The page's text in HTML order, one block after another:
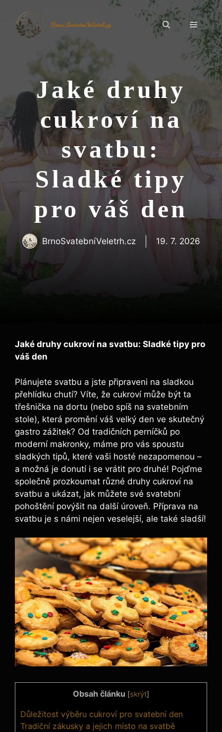
obsah
BrnoSvatebníVeletrh.cz Menu
Jaké druhy
cukroví na
svatbu:
Sladké tipy
pro váš den
BrnoSvatebníVeletrh.cz 19. 7. 2026
Jaké druhy cukroví na svatbu: Sladké tipy pro
váš den
Plánujete svatbu a jste připraveni na sladkou
přehlídku chutí? Víte, že cukroví může být ta
třešnička na dortu (nebo spíš na svatebním
stole), která promění váš velký den ve skutečný
gastro zážitek? Od tradičních perníčků po
moderní makronky, máme pro vás spoustu
sladkých tipů, které vaši hosté nezapomenou –
a možná je donutí i se vrátit pro druhé! Pojďme
společně prozkoumat různé druhy cukroví na
svatbu a ukázat, jak můžete své svatební
pohoštění povýšit na další úroveň. Příprava na
svatbu je s námi nejen veselejší, ale také sladší!
Obsah článku [skrýt]
Důležitost výběru cukroví pro svatební den
Tradiční zákusky a jejich místo na svatbě